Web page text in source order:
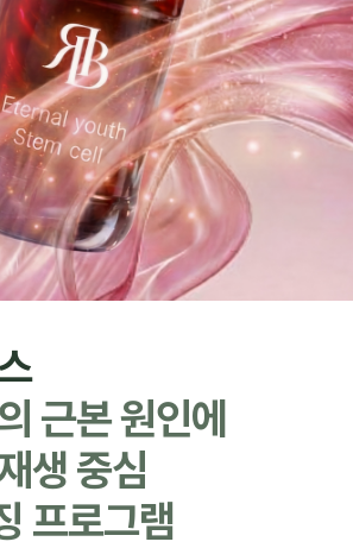
근본 원인에
생 중심
프로그램